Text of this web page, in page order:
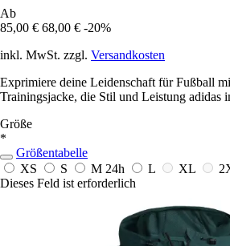
Ab
85,00 € 68,00 € -20%
inkl. MwSt. zzgl. Versandkosten
Exprimiere deine Leidenschaft für Fußball
Trainingsjacke, die Stil und Leistung adidas
Größe
*
Größentabelle
XS
S M 24h L XL
Dieses Feld ist erforderlich